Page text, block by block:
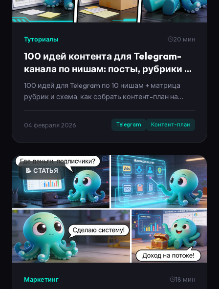
Туториалы 20 мин
100 идей контента для Telegram-
канала по нишам: посты, рубрики и
сериалы 2026
100 идей для Telegram по 10 нишам + матрица
рубрик и схема, как собрать контент-план на
04 февраля 2026 Telegram Контент-план
📝 СТАТЬЯ
Маркетинг 18 мин